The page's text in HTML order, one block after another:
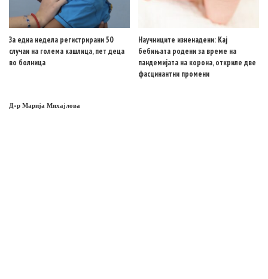
За една недела регистрирани 50
случаи на голема кашлица, пет деца
во болница
Научниците изненадени: Кај
бебињата родени за време на
пандемијата на корона, откриле две
фасцинантни промени
Д-р Марија Михајлова